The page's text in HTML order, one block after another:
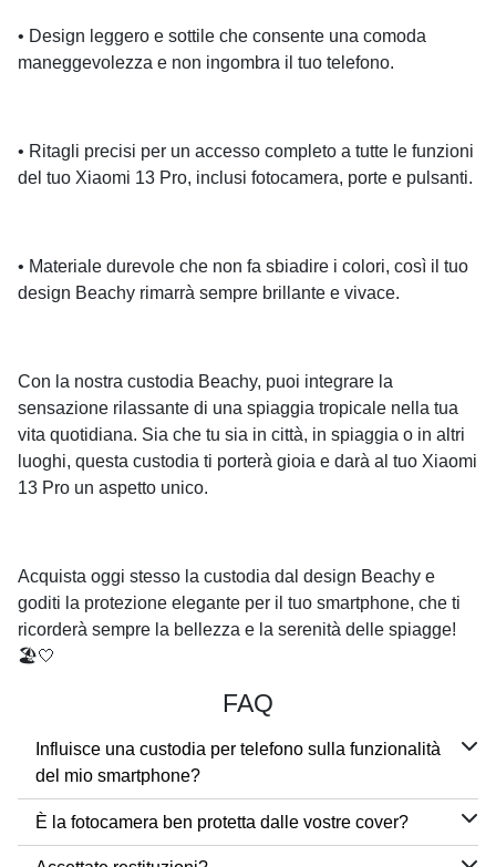
• Design leggero e sottile che consente una comoda
maneggevolezza e non ingombra il tuo telefono.
• Ritagli precisi per un accesso completo a tutte le funzioni
del tuo Xiaomi 13 Pro, inclusi fotocamera, porte e pulsanti.
• Materiale durevole che non fa sbiadire i colori, così il tuo
design Beachy rimarrà sempre brillante e vivace.
Con la nostra custodia Beachy, puoi integrare la
sensazione rilassante di una spiaggia tropicale nella tua
vita quotidiana. Sia che tu sia in città, in spiaggia o in altri
luoghi, questa custodia ti porterà gioia e darà al tuo Xiaomi
13 Pro un aspetto unico.
Acquista oggi stesso la custodia dal design Beachy e
goditi la protezione elegante per il tuo smartphone, che ti
ricorderà sempre la bellezza e la serenità delle spiagge!
🏖️🤍
FAQ
Influisce una custodia per telefono sulla funzionalità
del mio smartphone?
È la fotocamera ben protetta dalle vostre cover?